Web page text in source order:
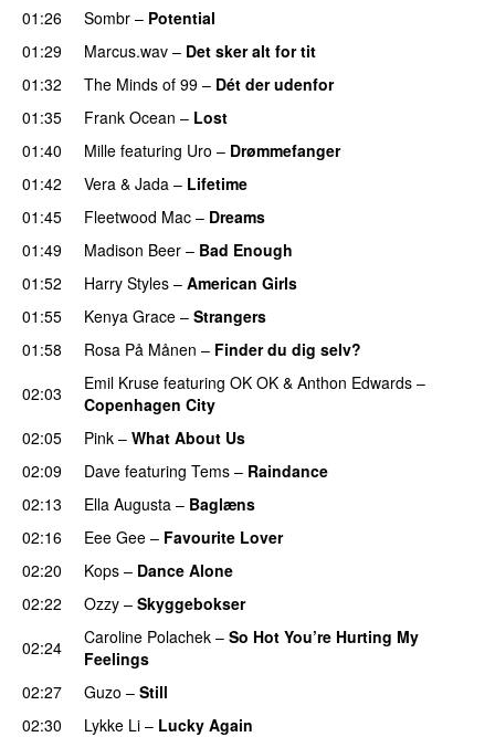
01:26 Sombr – Potential
01:29 Marcus.wav – Det sker alt for tit
01:32 The Minds of 99 – Dét der udenfor
01:35
Frank Ocean – Lost
01:40
Mille featuring Uro – Drømmefanger
01:42
Vera & Jada – Lifetime
01:45
Fleetwood Mac – Dreams
01:49
Madison Beer – Bad Enough
01:52
Harry Styles – American Girls
01:55
Kenya Grace – Strangers
01:58 Rosa På Månen – Finder du dig selv?
02:03
Emil Kruse featuring OK OK & Anthon Edwards –
Copenhagen City
02:05
Pink – What About Us
02:09
Dave featuring Tems – Raindance
02:13
Ella Augusta – Baglæns
02:16
Eee Gee – Favourite Lover
02:20 Kops – Dance Alone
02:22 Ozzy – Skyggebokser
02:24
Caroline Polachek – So Hot You’re Hurting My
Feelings
02:27 Guzo – Still
02:30 Lykke Li – Lucky Again